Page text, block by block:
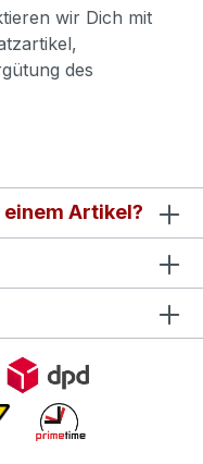
wir Dich mit
des
Artikel?